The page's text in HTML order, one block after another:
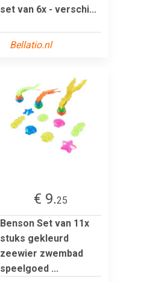
set van 6x - verschi...
Bellatio.nl
€ 9.25
Benson Set van 11x
stuks gekleurd
zeewier zwembad
speelgoed ...